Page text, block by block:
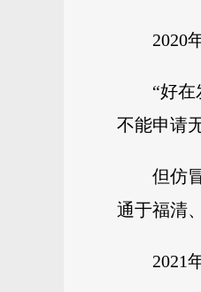
2020
“好
不能申请
但仿
通于福清
2021